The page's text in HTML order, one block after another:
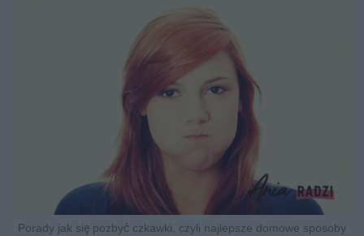
Porady jak się pozbyć czkawki, czyli najlepsze domowe sposoby